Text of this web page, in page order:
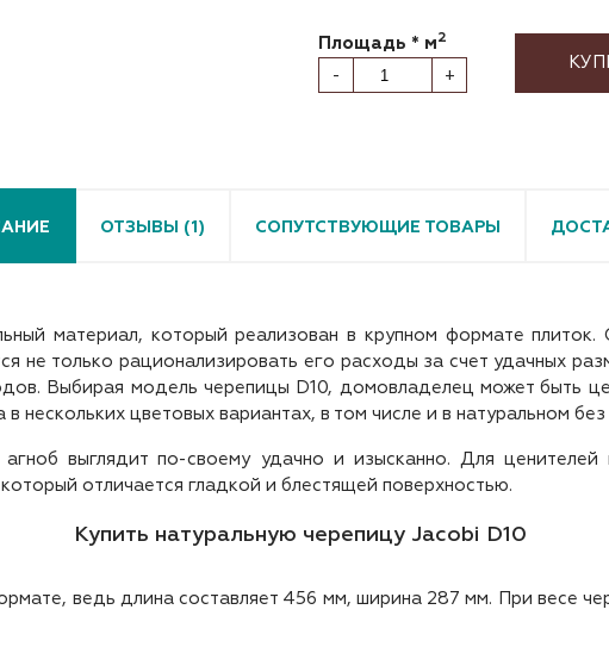
Площадь * м2
- +
ОТЗЫВЫ (1) СОПУТСТВУЮЩИЕ ТОВАРЫ
материал, который реализован в крупном формате плиток.
не только рационализировать его расходы за счет удачных
Выбирая модель черепицы D10, домовладелец может быть
в нескольких цветовых вариантах, в том числе и в натуральном
выглядит по-своему удачно и изысканно. Для ценителей
отличается гладкой и блестящей поверхностью.
Купить натуральную черепицу Jacobi D10
ведь длина составляет 456 мм, ширина 287 мм. При весе